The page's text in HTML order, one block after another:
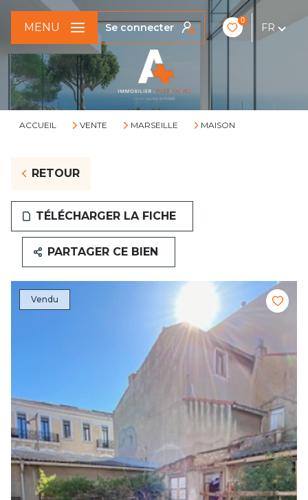
Se connecter
0
FR
MENU
ACCUEIL VENTE MARSEILLE MAISON
RETOUR
TÉLÉCHARGER LA FICHE
PARTAGER CE BIEN
Vendu